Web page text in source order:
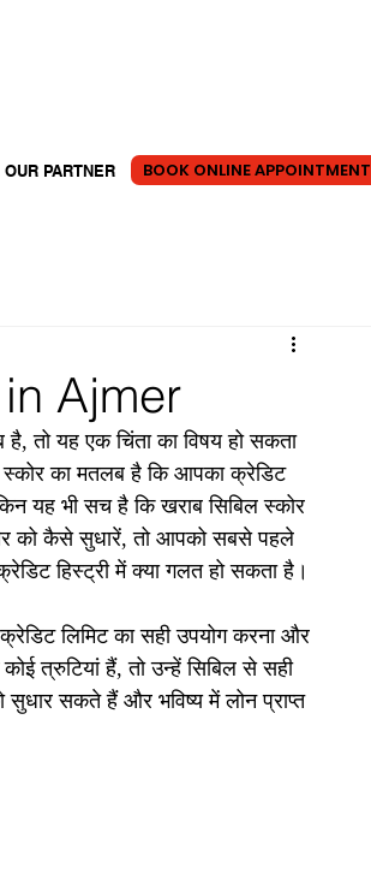
PARTNER BOOK ONLINE APPOINTMENT
in Ajmer
तो यह एक चिंता का विषय हो सकता
स्कोर का मतलब है कि आपका क्रेडिट
यह भी सच है कि खराब सिबिल स्कोर
को कैसे सुधारें, तो आपको सबसे पहले
हिस्ट्री में क्या गलत हो सकता है।
लिमिट का सही उपयोग करना और
त्रुटियां हैं, तो उन्हें सिबिल से सही
सुधार सकते हैं और भविष्य में लोन प्राप्त